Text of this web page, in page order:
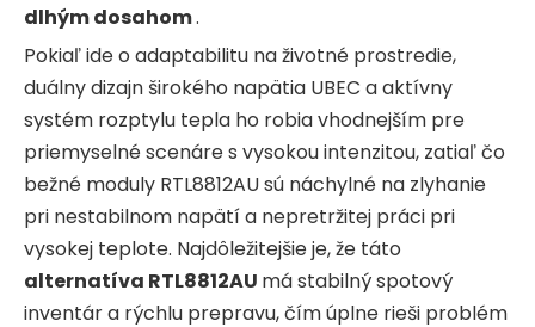
dlhým dosahom.
Pokiaľ ide o adaptabilitu na životné prostredie,
duálny dizajn širokého napätia UBEC a aktívny
systém rozptylu tepla ho robia vhodnejším pre
priemyselné scenáre s vysokou intenzitou, zatiaľ čo
bežné moduly RTL8812AU sú náchylné na zlyhanie
pri nestabilnom napätí a nepretržitej práci pri
vysokej teplote. Najdôležitejšie je, že táto
alternatíva RTL8812AU má stabilný spotový
inventár a rýchlu prepravu, čím úplne rieši problém